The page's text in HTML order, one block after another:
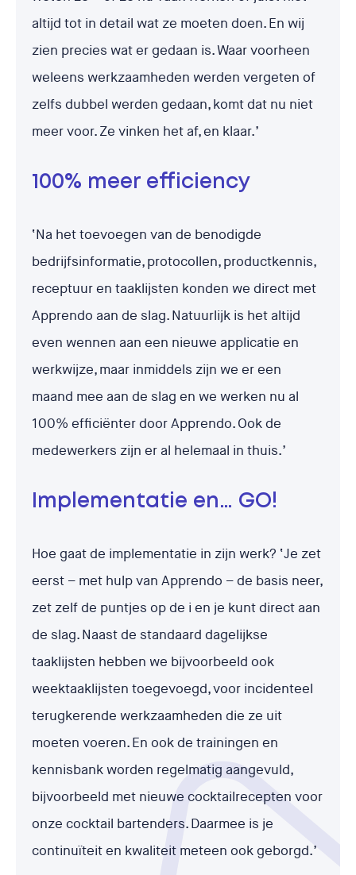
altijd tot in detail wat ze moeten doen. En wij
zien precies wat er gedaan is. Waar voorheen
weleens werkzaamheden werden vergeten of
zelfs dubbel werden gedaan, komt dat nu niet
meer voor. Ze vinken het af, en klaar.’
100% meer efficiency
‘Na het toevoegen van de benodigde
bedrijfsinformatie, protocollen, productkennis,
receptuur en taaklijsten konden we direct met
Apprendo aan de slag. Natuurlijk is het altijd
even wennen aan een nieuwe applicatie en
werkwijze, maar inmiddels zijn we er een
maand mee aan de slag en we werken nu al
100% efficiënter door Apprendo. Ook de
medewerkers zijn er al helemaal in thuis.’
Implementatie en… GO!
Hoe gaat de implementatie in zijn werk? ‘Je zet
eerst – met hulp van Apprendo – de basis neer,
zet zelf de puntjes op de i en je kunt direct aan
de slag. Naast de standaard dagelijkse
taaklijsten hebben we bijvoorbeeld ook
weektaaklijsten toegevoegd, voor incidenteel
terugkerende werkzaamheden die ze uit
moeten voeren. En ook de trainingen en
kennisbank worden regelmatig aangevuld,
bijvoorbeeld met nieuwe cocktailrecepten voor
onze cocktail bartenders. Daarmee is je
continuïteit en kwaliteit meteen ook geborgd.’